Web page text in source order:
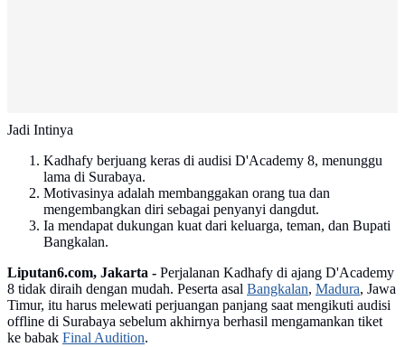
Jadi Intinya
Kadhafy berjuang keras di audisi D'Academy 8, menunggu
lama di Surabaya.
Motivasinya adalah membanggakan orang tua dan
mengembangkan diri sebagai penyanyi dangdut.
Ia mendapat dukungan kuat dari keluarga, teman, dan Bupati
Bangkalan.
Liputan6.com, Jakarta - Perjalanan Kadhafy di ajang D'Academy
8 tidak diraih dengan mudah. Peserta asal Bangkalan, Madura, Jawa
Timur, itu harus melewati perjuangan panjang saat mengikuti audisi
offline di Surabaya sebelum akhirnya berhasil mengamankan tiket
ke babak Final Audition.